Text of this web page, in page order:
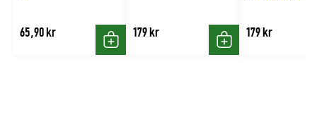
65,90 kr
Köp
179 kr
Köp
179 kr